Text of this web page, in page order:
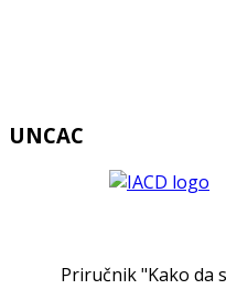
UNCAC
Priručnik "Kako da